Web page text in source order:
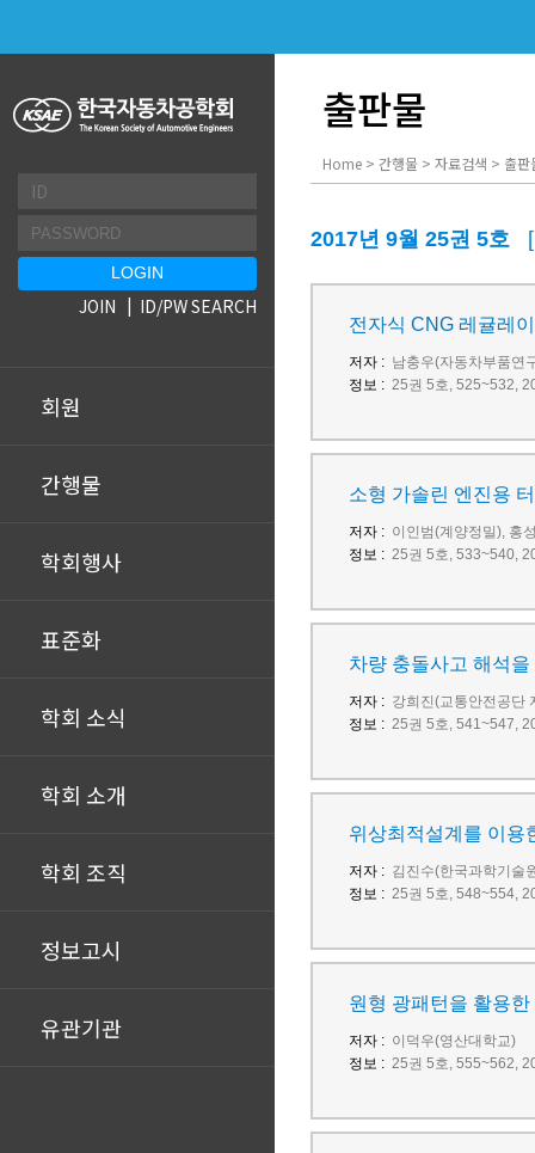
회원
간행물
학회행사
표준화
학회 소식
학회 소개
학회 조직
정보고시
유관기관
JOIN ID/PW SEARCH
출판물
Home > 간행물 > 자료검색 > 출판
2017년 9월 25권 5호
전자식 CNG 레귤레
저자 : 남충우(자동차부품연
정보 : 25권 5호, 525~532,
소형 가솔린 엔진용
저자 : 이인범(계양정밀), 홍
정보 : 25권 5호, 533~540,
차량 충돌사고 해석
저자 : 강희진(교통안전공단
정보 : 25권 5호, 541~547,
위상최적설계를 이용
저자 : 김진수(한국과학기술
정보 : 25권 5호, 548~554,
원형 광패턴을 활용
저자 : 이덕우(영산대학교)
정보 : 25권 5호, 555~562,